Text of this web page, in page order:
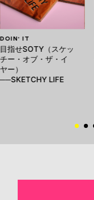
DOIN' IT
目指せSOTY（スケッ
チー・オブ・ザ・イ
ヤー）
──SKETCHY LIFE